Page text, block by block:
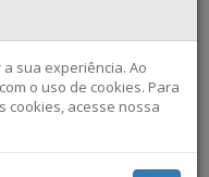
sua experiência. Ao
o uso de cookies. Para
cookies, acesse nossa